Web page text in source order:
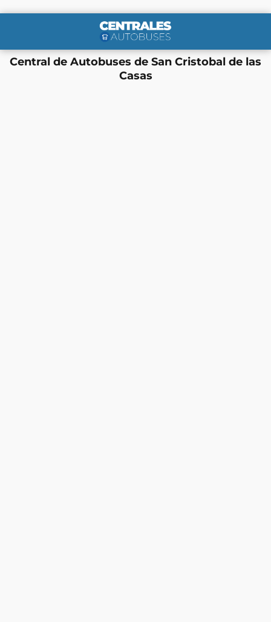
Central de Autobuses de San Cristobal de las
Casas